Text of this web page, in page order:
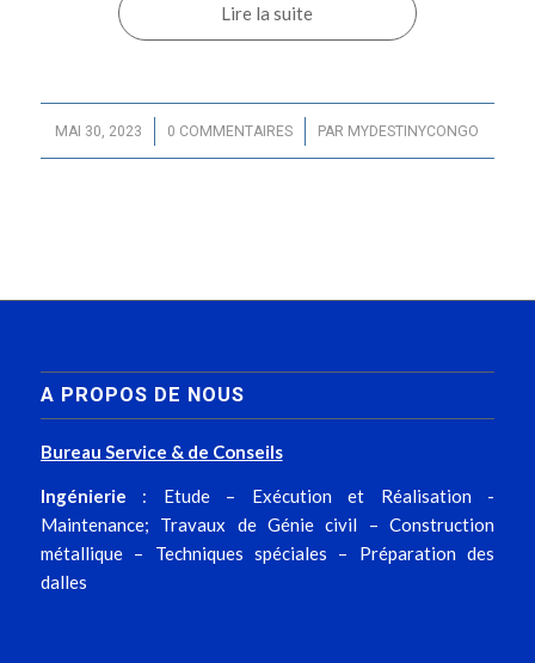
Lire la suite
MAI 30, 2023
/ 0 COMMENTAIRES
/ PAR MYDESTINYCONGO
A PROPOS DE NOUS
Bureau Service & de Conseils
Ingénierie : Etude – Exécution et Réalisation -
Maintenance; Travaux de Génie civil – Construction
métallique – Techniques spéciales – Préparation des
dalles